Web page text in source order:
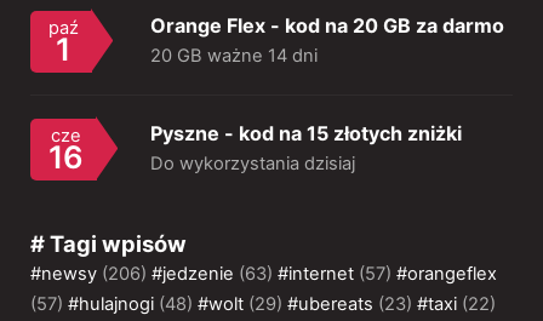
paź
1
Orange Flex - kod na 20 GB za darmo
20 GB ważne 14 dni
cze
16
Pyszne - kod na 15 złotych zniżki
Do wykorzystania dzisiaj
# Tagi wpisów
#newsy (206) #jedzenie (63) #internet (57) #orangeflex
(57) #hulajnogi (48) #wolt (29) #ubereats (23) #taxi (22)